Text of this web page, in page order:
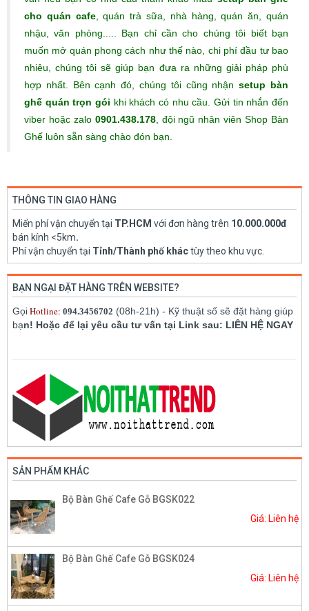
cho quán cafe, quán trà sữa, nhà hàng, quán ăn, quán
nhậu, văn phòng..... Bạn chỉ cần cho chúng tôi biết bạn
muốn mở quán phong cách như thế nào, chi phí đầu tư bao
nhiêu, chúng tôi sẽ giúp bạn đưa ra những giải pháp phù
hợp nhất. Bên cạnh đó, chúng tôi cũng nhậnsetup bàn
ghế quán trọn gói khi khách có nhu cầu. Gửi tin nhắn đến
viber hoặc zalo 0901.438.178, đội ngũ nhân viên Shop Bàn
Ghế luôn sẵn sàng chào đón bạn.
THÔNG TIN GIAO HÀNG
Miển phí vận chuyển tại TP.HCM với đơn hàng trên 10.000.000đ
bán kính <5km.
Phí vận chuyển tại Tỉnh/Thành phố kháctùy theo khu vực.
BẠN NGẠI ĐẶT HÀNG TRÊN WEBSITE?
GọiHotline: 094.3456702 (08h-21h) - Kỹ thuật số sẽ đặt hàng giúp
bạn! Hoặc để lại yêu cầu tư vấn tại Link sau: LIÊN HỆ NGAY
SẢN PHẨM KHÁC
Bộ Bàn Ghế Cafe Gỗ BGSK022
Giá: Liên hệ
Bộ Bàn Ghế Cafe Gỗ BGSK024
Giá: Liên hệ